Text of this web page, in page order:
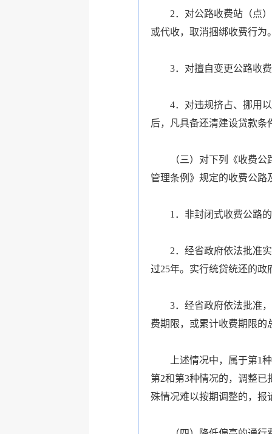
2．对公路收费站（点）
或代收，取消捆绑收费行为
3．对擅自变更公路收费
4．对违规挤占、挪用以
后，凡具备还清建设贷款条
（三）对下列《收费公路
管理条例》规定的收费公路
1．非封闭式收费公路的
2．经省政府依法批准实
过25年。实行统贷统还的
3．经省政府依法批准，
费期限，或累计收费期限的
上述情况中，属于第1种
第2和第3种情况的，调整
殊情况难以按期调整的，报